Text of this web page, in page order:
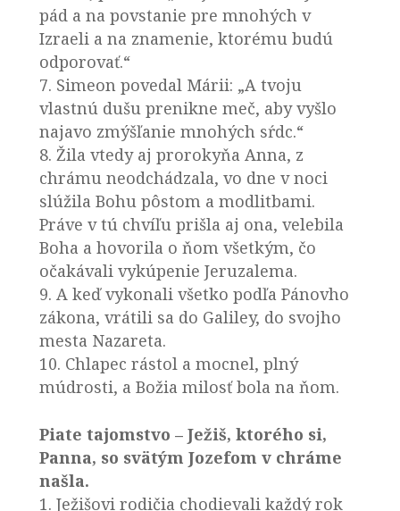
pád a na povstanie pre mnohých v
Izraeli a na znamenie, ktorému budú
odporovať.“
7. Simeon povedal Márii: „A tvoju
vlastnú dušu prenikne meč, aby vyšlo
najavo zmýšľanie mnohých sŕdc.“
8. Žila vtedy aj prorokyňa Anna, z
chrámu neodchádzala, vo dne v noci
slúžila Bohu pôstom a modlitbami.
Práve v tú chvíľu prišla aj ona, velebila
Boha a hovorila o ňom všetkým, čo
očakávali vykúpenie Jeruzalema.
9. A keď vykonali všetko podľa Pánovho
zákona, vrátili sa do Galiley, do svojho
mesta Nazareta.
10. Chlapec rástol a mocnel, plný
múdrosti, a Božia milosť bola na ňom.
Piate tajomstvo – Ježiš, ktorého si,
Panna, so svätým Jozefom v chráme
našla.
1. Ježišovi rodičia chodievali každý rok